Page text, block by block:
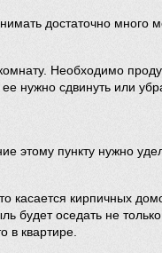
достаточно много
Необходимо
нужно сдвинуть или
этому пункту нужно
касается кирпичных
будет оседать не
в квартире.